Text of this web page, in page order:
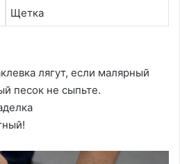
Щетка
лягут, если малярный
песок не сыпьте.